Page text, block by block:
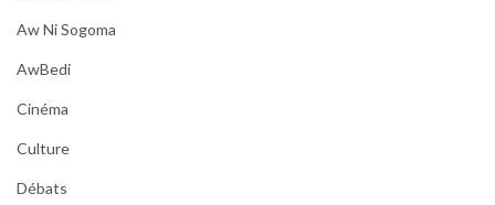
Aw Ni Sogoma
AwBedi
Cinéma
Culture
Débats